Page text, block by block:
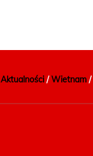
Aktualności /Wietnam /